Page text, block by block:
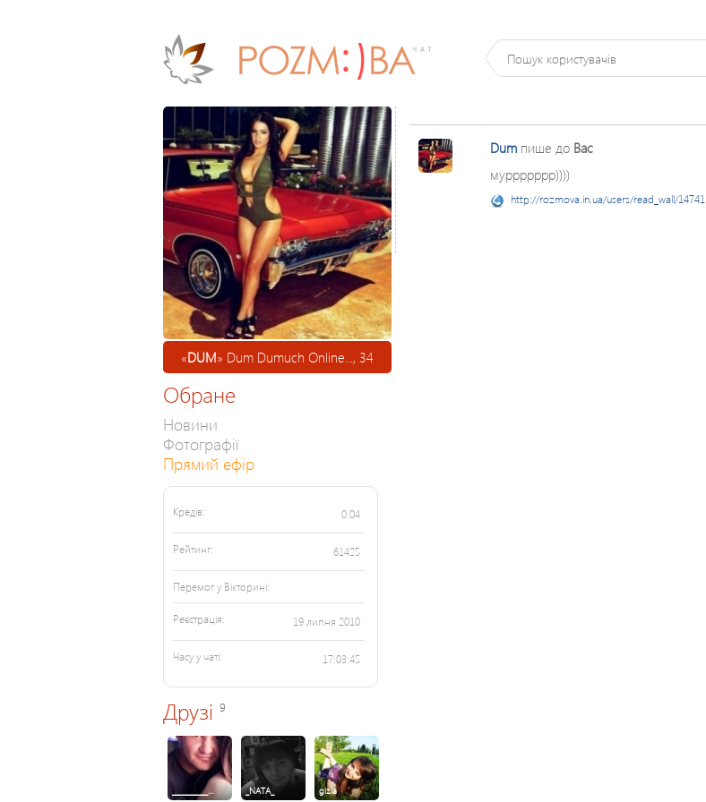
«DUM» Dum Dumuch Online..., 34
Обране
Новини
Фотографії
Прямий ефір
Кредів: 0.04
Рейтинг: 61425
Перемог у Вікторині:
Реєстрація: 19 липня 2010
Часу у чаті: 17:03:45
Друзі 9
__________… _NATA_ gizia
Dum пише до Вас
муррррррр))))
http://rozmova.in.ua/users/read_wall/14741